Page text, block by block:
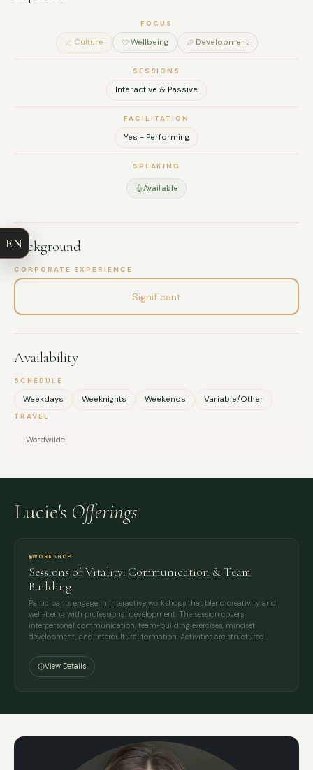
Votre approche, qui combine créativité, bien-être et
développement d’équipe dans des formats immersifs,
correspond parfaitement à ma manière de travailler. Je
serais ravie de proposer des sessions sur mesure pour vos
“Sessions of Vitality” et de contribuer à créer des
expériences à la fois utiles, inspirantes et mémorables pour
vos participants.
FOCUS
Culture Wellbeing Development
SESSIONS
Interactive & Passive
FACILITATION
Yes - Performing
SPEAKING
Available
Background
CORPORATE EXPERIENCE
Significant
Availability
SCHEDULE
Weekdays Weeknights Weekends Variable/Other
TRAVEL
Wordwilde
Lucie's Offerings
WORKSHOP
Sessions of Vitality: Communication & Team
Building
Participants engage in interactive workshops that blend creativity and
well-being with professional development. The session covers
interpersonal communication, team-building exercises, mindset
development, and intercultural formation. Activities are structured…
View Details
EMAIL
EN